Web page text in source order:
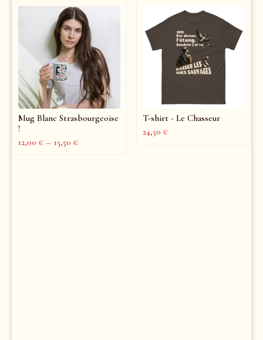
Mug Blanc Strasbourgeoise
!
12,00 € – 15,50 €
T-shirt - Le Chasseur
24,50 €